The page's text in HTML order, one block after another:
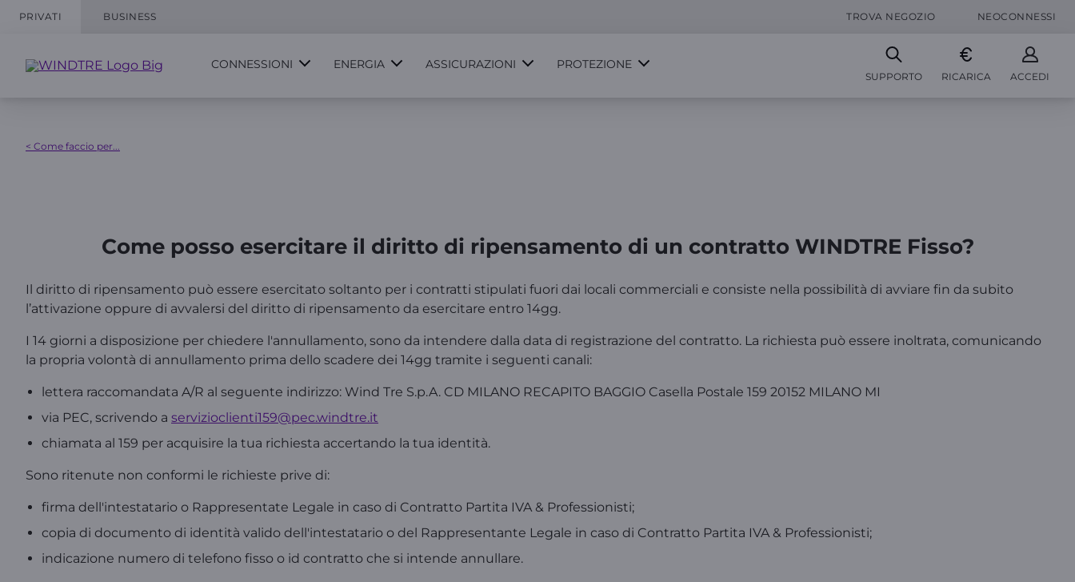
PRIVATI BUSINESS TROVA NEGOZIO NEOCONNESSI
CONNESSIONI ENERGIA ASSICURAZIONI PROTEZIONE
SUPPORTO RICARICA ACCEDI
< Come faccio per...
Come posso esercitare il diritto di ripensamento di un contratto WINDTRE Fisso?
Il diritto di ripensamento può essere esercitato soltanto per i contratti stipulati fuori dai locali commerciali e consiste nella possibilità di avviare fin da subito
l’attivazione oppure di avvalersi del diritto di ripensamento da esercitare entro 14gg.
I 14 giorni a disposizione per chiedere l'annullamento, sono da intendere dalla data di registrazione del contratto. La richiesta può essere inoltrata, comunicando
la propria volontà di annullamento prima dello scadere dei 14gg tramite i seguenti canali:
lettera raccomandata A/R al seguente indirizzo: Wind Tre S.p.A. CD MILANO RECAPITO BAGGIO Casella Postale 159 20152 MILANO MI
via PEC, scrivendo a servizioclienti159@pec.windtre.it
chiamata al 159 per acquisire la tua richiesta accertando la tua identità.
Sono ritenute non conformi le richieste prive di:
firma dell'intestatario o Rappresentate Legale in caso di Contratto Partita IVA & Professionisti;
copia di documento di identità valido dell'intestatario o del Rappresentante Legale in caso di Contratto Partita IVA & Professionisti;
indicazione numero di telefono fisso o id contratto che si intende annullare.